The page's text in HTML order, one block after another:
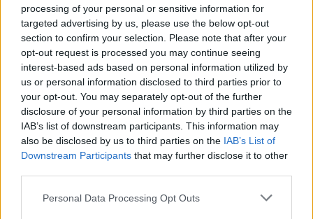
processing of your personal or sensitive information for
targeted advertising by us, please use the below opt-out
section to confirm your selection. Please note that after your
opt-out request is processed you may continue seeing
interest-based ads based on personal information utilized by
us or personal information disclosed to third parties prior to
your opt-out. You may separately opt-out of the further
disclosure of your personal information by third parties on the
IAB’s list of downstream participants. This information may
also be disclosed by us to third parties on the IAB’s List of
Downstream Participants that may further disclose it to other
Personal Data Processing Opt Outs
Μαύρο μακρύ,Η&Μ